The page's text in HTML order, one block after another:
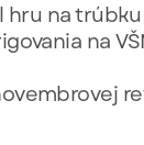
hru na
na